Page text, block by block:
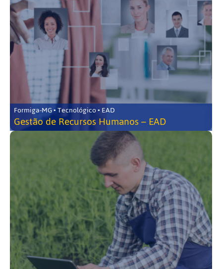
Formiga-MG • Tecnológico • EAD
Gestão de Recursos Humanos – EAD